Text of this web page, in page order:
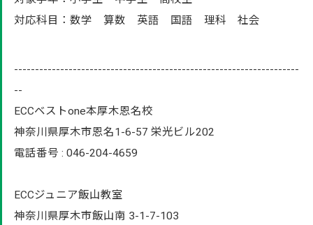
対応科目：数学 算数 英語 国語 理科 社会
--------------------------------------------------------------------
--
ECCベストone本厚木恩名校
神奈川県厚木市恩名1-6-57 栄光ビル202
電話番号 : 046-204-4659
ECCジュニア飯山教室
神奈川県厚木市飯山南 3-1-7-103